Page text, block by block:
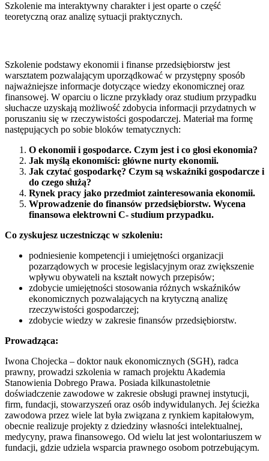
Szkolenie ma interaktywny charakter i jest oparte o część
teoretyczną oraz analizę sytuacji praktycznych.
Szkolenie podstawy ekonomii i finanse przedsiębiorstw jest
warsztatem pozwalającym uporządkować w przystępny sposób
najważniejsze informacje dotyczące wiedzy ekonomicznej oraz
finansowej. W oparciu o liczne przykłady oraz studium przypadku
słuchacze uzyskają możliwość zdobycia informacji przydatnych w
poruszaniu się w rzeczywistości gospodarczej. Materiał ma formę
następujących po sobie bloków tematycznych:
O ekonomii i gospodarce. Czym jest i co głosi ekonomia?
Jak myślą ekonomiści: główne nurty ekonomii.
Jak czytać gospodarkę? Czym są wskaźniki gospodarcze i
do czego służą?
Rynek pracy jako przedmiot zainteresowania ekonomii.
Wprowadzenie do finansów przedsiębiorstw. Wycena
finansowa elektrowni C- studium przypadku.
Co zyskujesz uczestnicząc w szkoleniu:
podniesienie kompetencji i umiejętności organizacji
pozarządowych w procesie legislacyjnym oraz zwiększenie
wpływu obywateli na kształt nowych przepisów;
zdobycie umiejętności stosowania różnych wskaźników
ekonomicznych pozwalających na krytyczną analizę
rzeczywistości gospodarczej;
zdobycie wiedzy w zakresie finansów przedsiębiorstw.
Prowadząca:
Iwona Chojecka – doktor nauk ekonomicznych (SGH), radca
prawny, prowadzi szkolenia w ramach projektu Akademia
Stanowienia Dobrego Prawa. Posiada kilkunastoletnie
doświadczenie zawodowe w zakresie obsługi prawnej instytucji,
firm, fundacji, stowarzyszeń oraz osób indywidulanych. Jej ścieżka
zawodowa przez wiele lat była związana z rynkiem kapitałowym,
obecnie realizuje projekty z dziedziny własności intelektualnej,
medycyny, prawa finansowego. Od wielu lat jest wolontariuszem w
fundacji, gdzie udziela wsparcia prawnego osobom potrzebującym.